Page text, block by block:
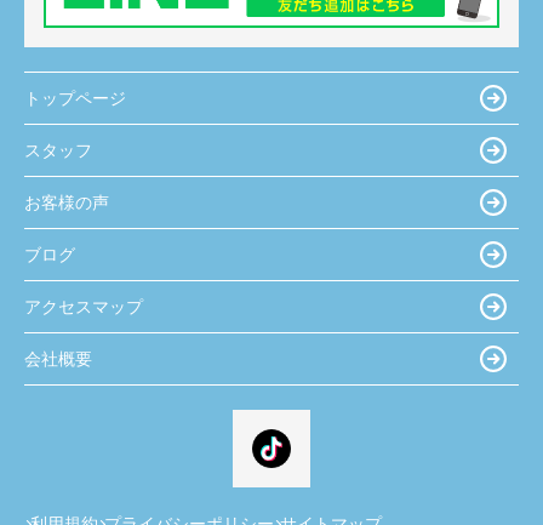
トップページ
スタッフ
お客様の声
ブログ
アクセスマップ
会社概要